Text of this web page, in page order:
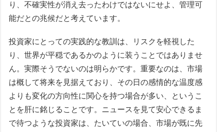
り、不確実性が消え去ったわけではないにせよ、管理可
能だとの兆候だと考えています。
投資家にとっての実践的な教訓は、リスクを軽視した
り、世界が平穏であるかのように装うことではありませ
ん。実際そうでないのは明らかです。重要なのは、市場
は概して将来を見据えており、その日の感情的な温度感
よりも変化の方向性に関心を持つ場合が多い、というこ
とを肝に銘じることです。ニュースを見て安心できるま
で待つような投資家は、たいていの場合、市場が既に先